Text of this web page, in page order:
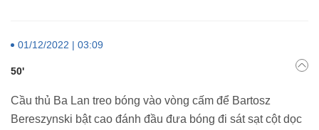
01/12/2022 | 03:09
50'
Cầu thủ Ba Lan treo bóng vào vòng cấm để Bartosz
Bereszynski bật cao đánh đầu đưa bóng đi sát sạt cột dọc